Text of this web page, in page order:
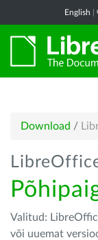
English
Download /
Valitud:
või uuemat